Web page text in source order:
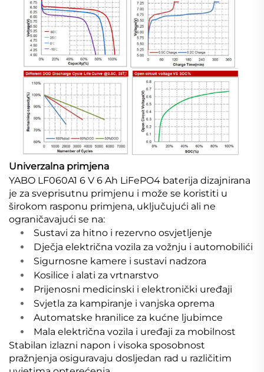
Univerzalna primjena
YABO LF060A1 6 V 6 Ah LiFePO4 baterija dizajnirana
je za sveprisutnu primjenu i može se koristiti u
širokom rasponu primjena, uključujući ali ne
ograničavajući se na:
Sustavi za hitno i rezervno osvjetljenje
Dječja električna vozila za vožnju i automobilići
Sigurnosne kamere i sustavi nadzora
Kosilice i alati za vrtnarstvo
Prijenosni medicinski i elektronički uređaji
Svjetla za kampiranje i vanjska oprema
Automatske hranilice za kućne ljubimce
Mala električna vozila i uređaji za mobilnost
Stabilan izlazni napon i visoka sposobnost
pražnjenja osiguravaju dosljedan rad u različitim